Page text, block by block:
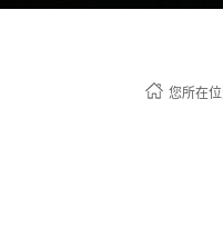
您所在位